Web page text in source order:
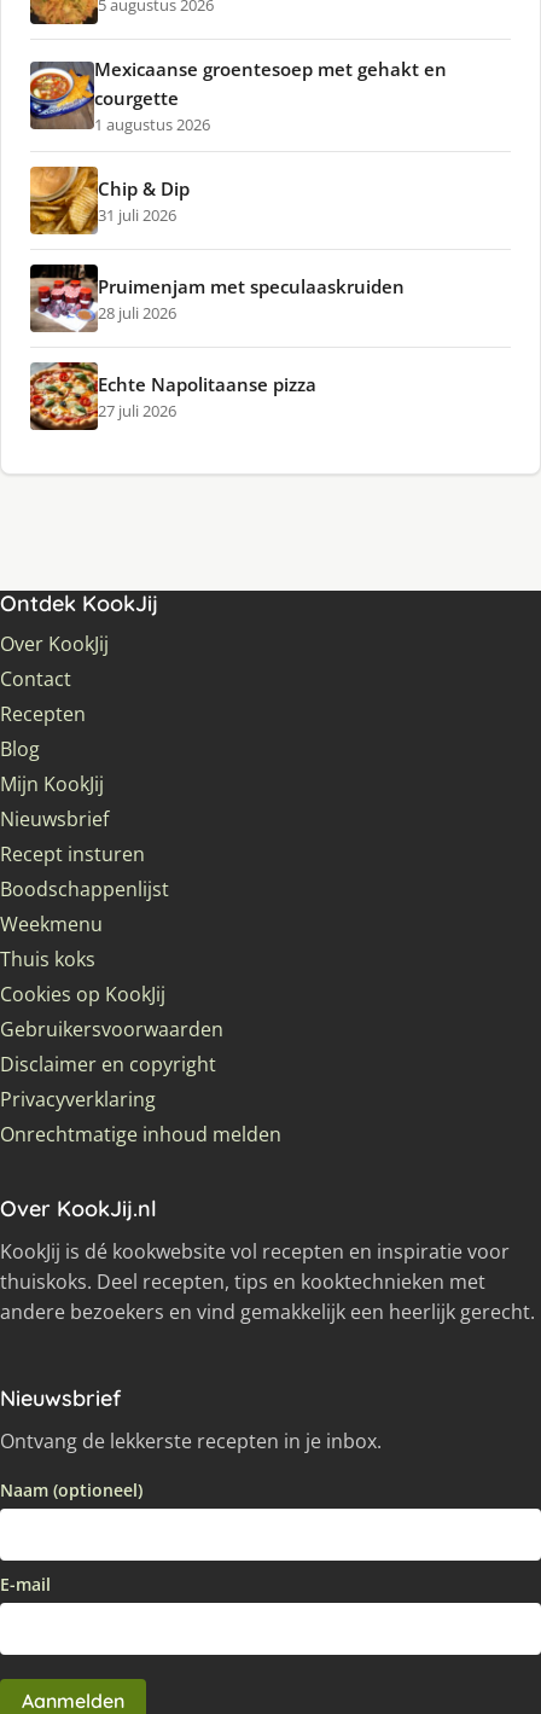
5 augustus 2026
Mexicaanse groentesoep met gehakt en
courgette
1 augustus 2026
Chip & Dip
31 juli 2026
Pruimenjam met speculaaskruiden
28 juli 2026
Echte Napolitaanse pizza
27 juli 2026
Ontdek KookJij
Over KookJij
Contact
Recepten
Blog
Mijn KookJij
Nieuwsbrief
Recept insturen
Boodschappenlijst
Weekmenu
Thuis koks
Cookies op KookJij
Gebruikersvoorwaarden
Disclaimer en copyright
Privacyverklaring
Onrechtmatige inhoud melden
Over KookJij.nl
KookJij is dé kookwebsite vol recepten en inspiratie voor
thuiskoks. Deel recepten, tips en kooktechnieken met
andere bezoekers en vind gemakkelijk een heerlijk gerecht.
Nieuwsbrief
Ontvang de lekkerste recepten in je inbox.
Naam (optioneel)
E-mail
Aanmelden